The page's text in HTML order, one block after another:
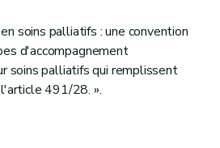
soins palliatifs : une convention
d'accompagnement
soins palliatifs qui remplissent
491/28. ».